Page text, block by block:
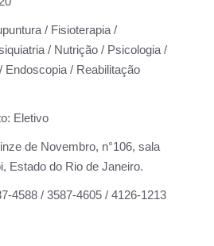
/ Fisioterapia /
/ Nutrição / Psicologia /
Endoscopia / Reabilitação
Eletivo
de Novembro, n°106, sala
Estado do Rio de Janeiro.
4588 / 3587-4605 / 4126-1213